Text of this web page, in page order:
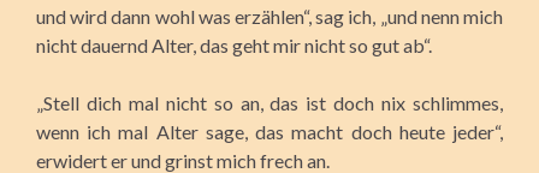
und wird dann wohl was erzählen“, sag ich, „und nenn mich
nicht dauernd Alter, das geht mir nicht so gut ab“.
„Stell dich mal nicht so an, das ist doch nix schlimmes,
wenn ich mal Alter sage, das macht doch heute jeder“,
erwidert er und grinst mich frech an.